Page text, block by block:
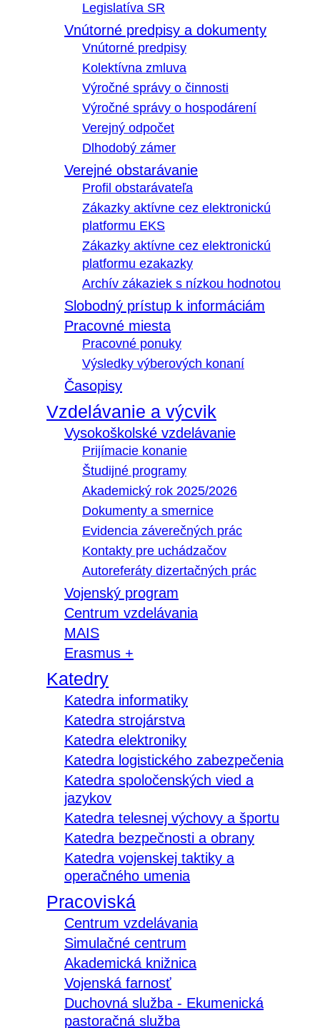
Legislatíva SR
Vnútorné predpisy a dokumenty
Vnútorné predpisy
Kolektívna zmluva
Výročné správy o činnosti
Výročné správy o hospodárení
Verejný odpočet
Dlhodobý zámer
Verejné obstarávanie
Profil obstarávateľa
Zákazky aktívne cez elektronickú
platformu EKS
Zákazky aktívne cez elektronickú
platformu ezakazky
Archív zákaziek s nízkou hodnotou
Slobodný prístup k informáciám
Pracovné miesta
Pracovné ponuky
Výsledky výberových konaní
Časopisy
Vzdelávanie a výcvik
Vysokoškolské vzdelávanie
Prijímacie konanie
Študijné programy
Akademický rok 2025/2026
Dokumenty a smernice
Evidencia záverečných prác
Kontakty pre uchádzačov
Autoreferáty dizertačných prác
Vojenský program
Centrum vzdelávania
MAIS
Erasmus +
Katedry
Katedra informatiky
Katedra strojárstva
Katedra elektroniky
Katedra logistického zabezpečenia
Katedra spoločenských vied a
jazykov
Katedra telesnej výchovy a športu
Katedra bezpečnosti a obrany
Katedra vojenskej taktiky a
operačného umenia
Pracoviská
Centrum vzdelávania
Simulačné centrum
Akademická knižnica
Vojenská farnosť
Duchovná služba - Ekumenická
pastoračná služba